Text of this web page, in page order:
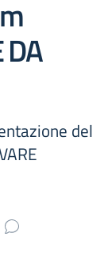
del